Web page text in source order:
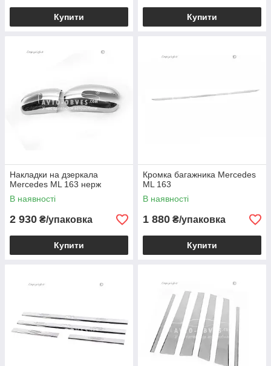
Купити Купити
Накладки на дзеркала
Mercedes ML 163 нерж
В наявності
2 930 ₴/упаковка
Купити
Кромка багажника Mercedes
ML 163
В наявності
1 880 ₴/упаковка
Купити